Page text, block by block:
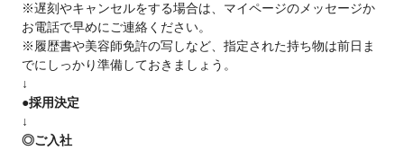
≪幅広いキャリアプラン≫
役職／店長幹部候補
独立支援・FCオーナー
フリーランス事業部
ヘアメイク
など、様々な道があるので年齢を重ねても
※遅刻やキャンセルをする場合は、マイページのメッセージか
お電話で早めにご連絡ください。
※履歴書や美容師免許の写しなど、指定された持ち物は前日ま
でにしっかり準備しておきましょう。
↓
●採用決定
↓
◎ご入社